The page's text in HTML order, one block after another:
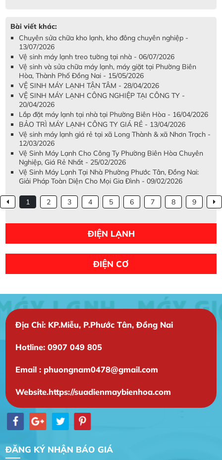
Bài viết khác:
Chuyên sửa chữa kho lạnh, kho đông chuyên nghiệp -
13/07/2026
Vệ sinh máy lạnh treo tường tại nhà - 06/07/2026
Vệ sinh và sửa chữa máy lạnh, máy giặt tại Phường Biên
Hòa, Thành Phố Đồng Nai - 15/05/2026
VỆ SINH MÁY LẠNH TẬN TÂM - 28/04/2026
VỆ SINH MÁY LẠNH CÔNG NGHIỆP TẠI CÔNG TY -
20/04/2026
Lắp đặt máy lạnh tại nhà tại Phường Biên Hòa - 16/04/2026
BẢO TRÌ MÁY LẠNH CÔNG TY GIÁ RẺ - 13/04/2026
Vệ sinh máy lạnh giá rẻ tại xã Long Thành & xã Nhơn Trạch -
12/03/2026
Vệ Sinh Máy Lạnh Cho Công Ty Phường Biên Hòa Chuyên
Nghiệp, Giá Rẻ Nhất - 25/02/2026
Vệ Sinh Máy Lạnh Tại Nhà Phường Phước Tân, Đồng Nai:
Giải Pháp Toàn Diện Cho Mọi Gia Đình - 09/02/2026
1 2 3 4 5 6 7 8 9
ĐIỆN LẠNH
ĐIỆN CƠ
Địa Chỉ: KP.Miễu, P.Phước Tân, Đồng Nai
Hotline: 0907 049 805
Email : phuongnam0478@gmail.com
Website.https://suadienmaybienhoa.com
ĐĂNG KÝ NHẬN BÁO GIÁ
Gia Đình lắp máy nóng lạnh